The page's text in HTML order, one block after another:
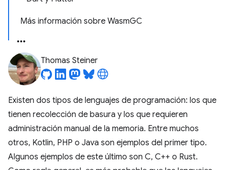
Más información sobre WasmGC
Thomas Steiner
Existen dos tipos de lenguajes de programación: los que
tienen recolección de basura y los que requieren
administración manual de la memoria. Entre muchos
otros, Kotlin, PHP o Java son ejemplos del primer tipo.
Algunos ejemplos de este último son C, C++ o Rust.